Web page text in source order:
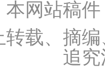
本网站稿
转载、摘
追